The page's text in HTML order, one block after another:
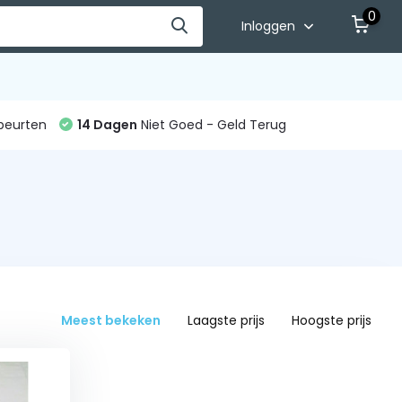
Inloggen
0
14 Dagen Niet Goed - Geld Terug
Meest bekeken Laagste prijs Hoogste prijs